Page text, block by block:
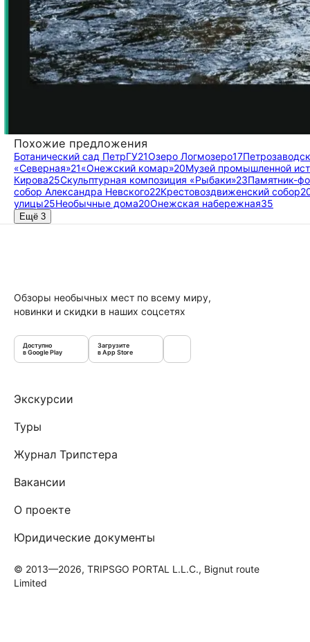
Похожие предложения
Ботанический сад ПетрГУ21Озеро Логмозеро17
«Северная»21«Онежский комар»20Музей промышленной
Кирова25Скульптурная композиция «Рыбаки»23Памятник-
собор Александра Невского22Крестовоздвиженский собор
улицы25Необычные дома20Онежская набережная35
Ещё 3
Обзоры необычных мест по всему миру,
новинки и скидки в наших соцсетях
Доступно
в Google Play
Загрузите
в App Store
Экскурсии
Туры
Журнал Трипстера
Вакансии
О проекте
Юридические документы
© 2013—2026, TRIPSGO PORTAL L.L.C., Bignut route
Limited